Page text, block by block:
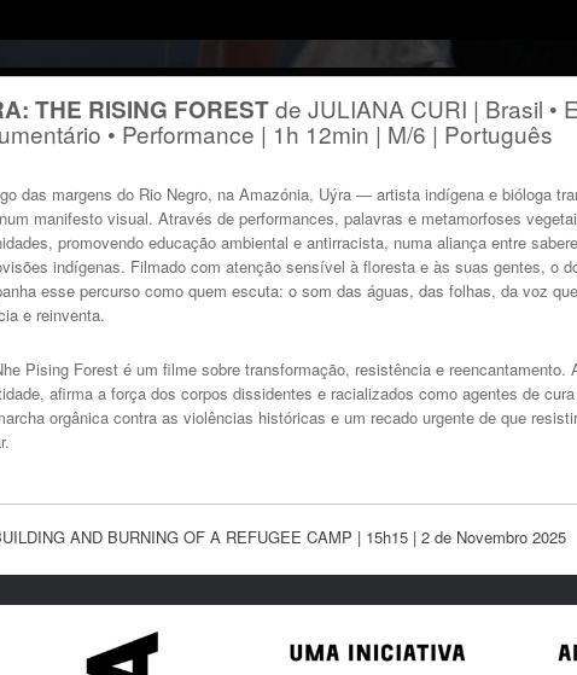
THE RISING FORESTde JULIANA CURI | Brasil •
• Performance | 1h 12min | M/6 | Português
das margens do Rio Negro, na Amazónia, Uýra — artista indígena e bióloga
manifesto visual. Através de performances, palavras e metamorfoses
promovendo educação ambiental e antirracista, numa aliança entre
indígenas. Filmado com atenção sensível à floresta e às suas gentes, o
esse percurso como quem escuta: o som das águas, das folhas, da voz
e reinventa.
Pising Forest é um filme sobre transformação, resistência e reencantamento.
afirma a força dos corpos dissidentes e racializados como agentes de
orgânica contra as violências históricas e um recado urgente de que
AND BURNING OF A REFUGEE CAMP | 15h15 | 2 de Novembro 2025